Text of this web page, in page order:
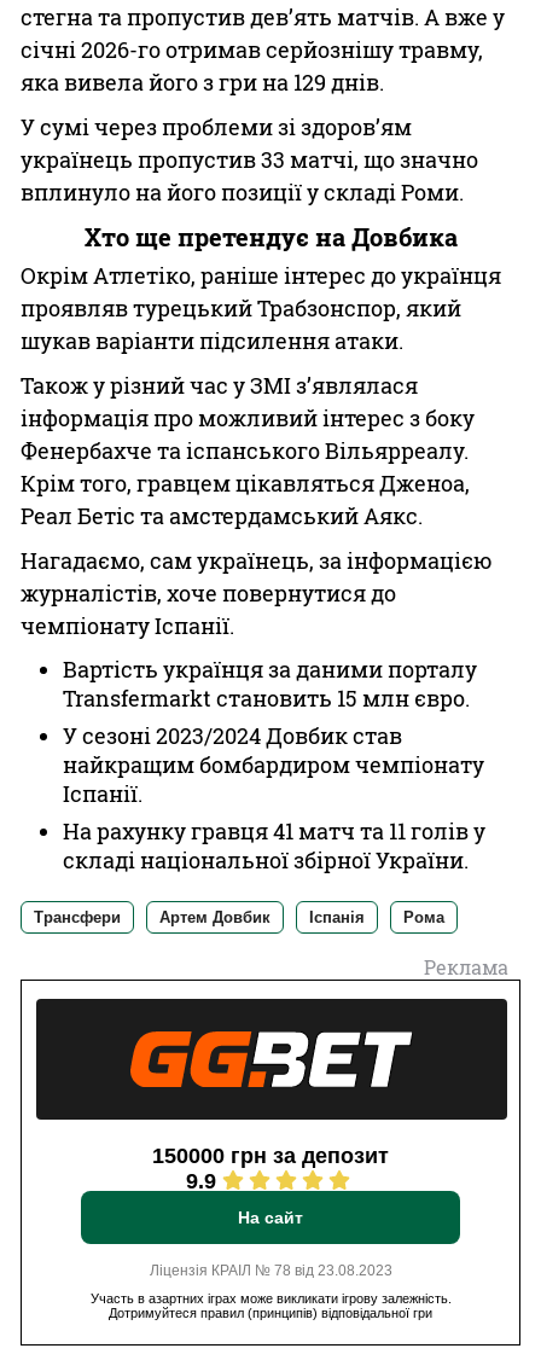
стегна та пропустив дев’ять матчів. А вже у
січні 2026-го отримав серйознішу травму,
яка вивела його з гри на 129 днів.
У сумі через проблеми зі здоров’ям
українець пропустив 33 матчі, що значно
вплинуло на його позиції у складі Роми.
Хто ще претендує на Довбика
Окрім Атлетіко, раніше інтерес до українця
проявляв турецький Трабзонспор, який
шукав варіанти підсилення атаки.
Також у різний час у ЗМІ з’являлася
інформація про можливий інтерес з боку
Фенербахче та іспанського Вільярреалу.
Крім того, гравцем цікавляться Дженоа,
Реал Бетіс та амстердамський Аякс.
Нагадаємо, сам українець, за інформацією
журналістів, хоче повернутися до
чемпіонату Іспанії.
Вартість українця за даними порталу
Transfermarkt становить 15 млн євро.
У сезоні 2023/2024 Довбик став
найкращим бомбардиром чемпіонату
Іспанії.
На рахунку гравця 41 матч та 11 голів у
складі національної збірної України.
Трансфери Артем Довбик Іспанія Рома
Реклама
150000 грн за депозит
9.9
На сайт
Ліцензія КРАІЛ № 78 від 23.08.2023
Участь в азартних іграх може викликати ігрову залежність.
Дотримуйтеся правил (принципів) відповідальної гри